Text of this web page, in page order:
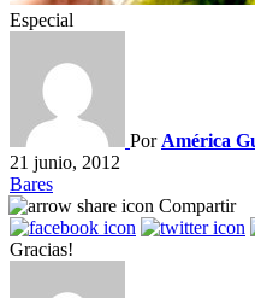
Especial
Por América
21 junio, 2012
Bares
Compartir
Gracias!